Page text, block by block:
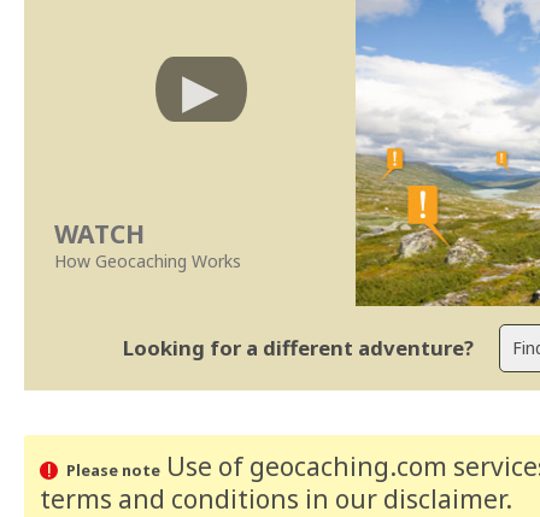
WATCH
How Geocaching Works
Looking for a different adventure?
Please noteUse of geocaching.com
terms and conditions in our disclaimer.